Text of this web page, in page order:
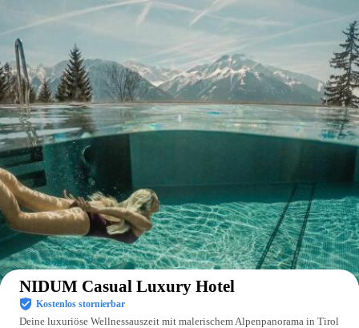
Auf der Karte anzeigen
NIDUM Casual Luxury Hotel
Kostenlos stornierbar
Deine luxuriöse Wellnessauszeit mit malerischem Alpenpanorama in Tirol